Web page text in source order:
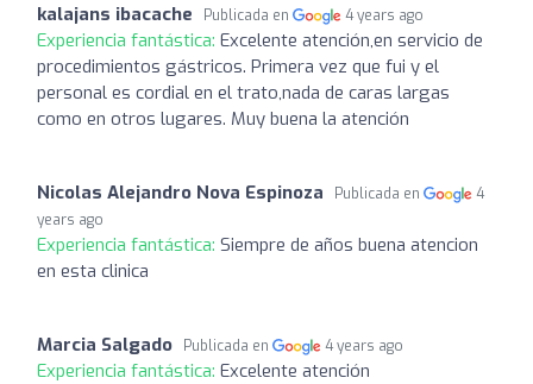
kalajans ibacache Publicada en 4 years ago
Experiencia fantástica: Excelente atención,en servicio de
procedimientos gástricos. Primera vez que fui y el
personal es cordial en el trato,nada de caras largas
como en otros lugares. Muy buena la atención
Nicolas Alejandro Nova Espinoza Publicada en
4
years ago
Experiencia fantástica: Siempre de años buena atencion
en esta clinica
Marcia Salgado Publicada en 4 years ago
Experiencia fantástica: Excelente atención